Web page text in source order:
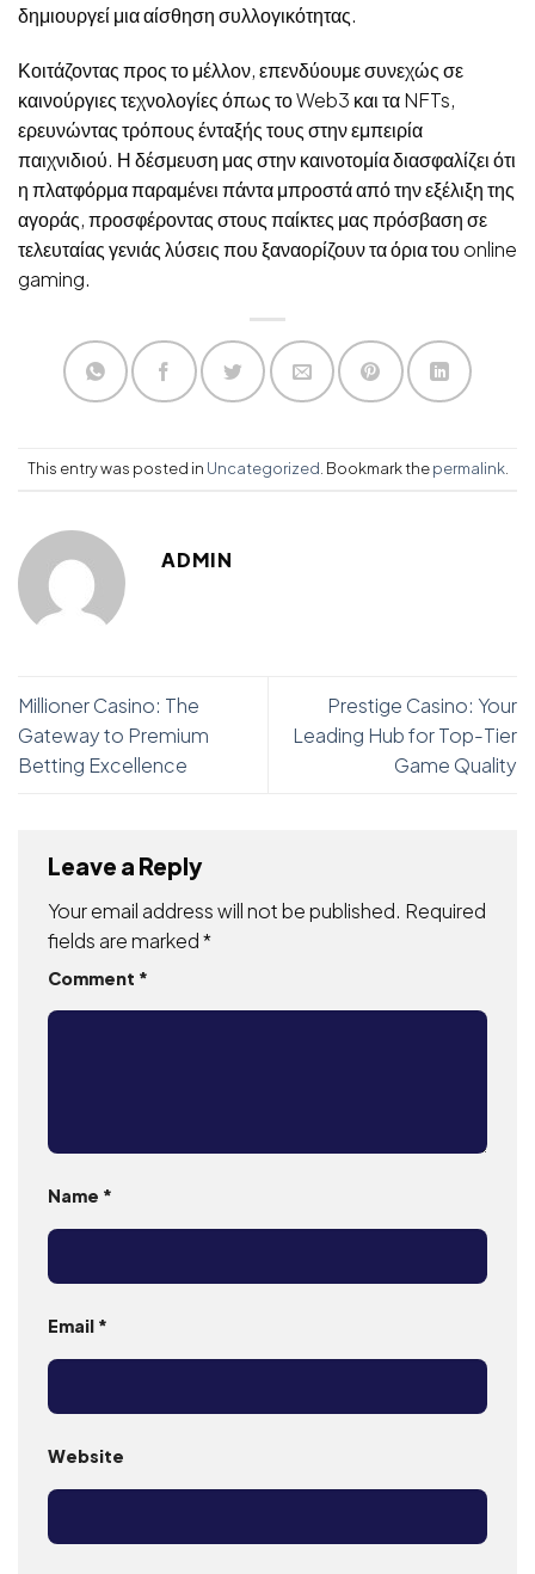
δημιουργεί μια αίσθηση συλλογικότητας.
Κοιτάζοντας προς το μέλλον, επενδύουμε συνεχώς σε
καινούργιες τεχνολογίες όπως το Web3 και τα NFTs,
ερευνώντας τρόπους ένταξής τους στην εμπειρία
παιχνιδιού. Η δέσμευση μας στην καινοτομία διασφαλίζει ότι
η πλατφόρμα παραμένει πάντα μπροστά από την εξέλιξη της
αγοράς, προσφέροντας στους παίκτες μας πρόσβαση σε
τελευταίας γενιάς λύσεις που ξαναορίζουν τα όρια του online
gaming.
This entry was posted in Uncategorized . Bookmark thepermalink.
ADMIN
Millioner Casino: The
Gateway to Premium
Betting Excellence
Prestige Casino: Your
Leading Hub for Top-Tier
Game Quality
Leave a Reply
Your email address will not be published. Required
fields are marked*
Comment *
Name *
Email *
Website